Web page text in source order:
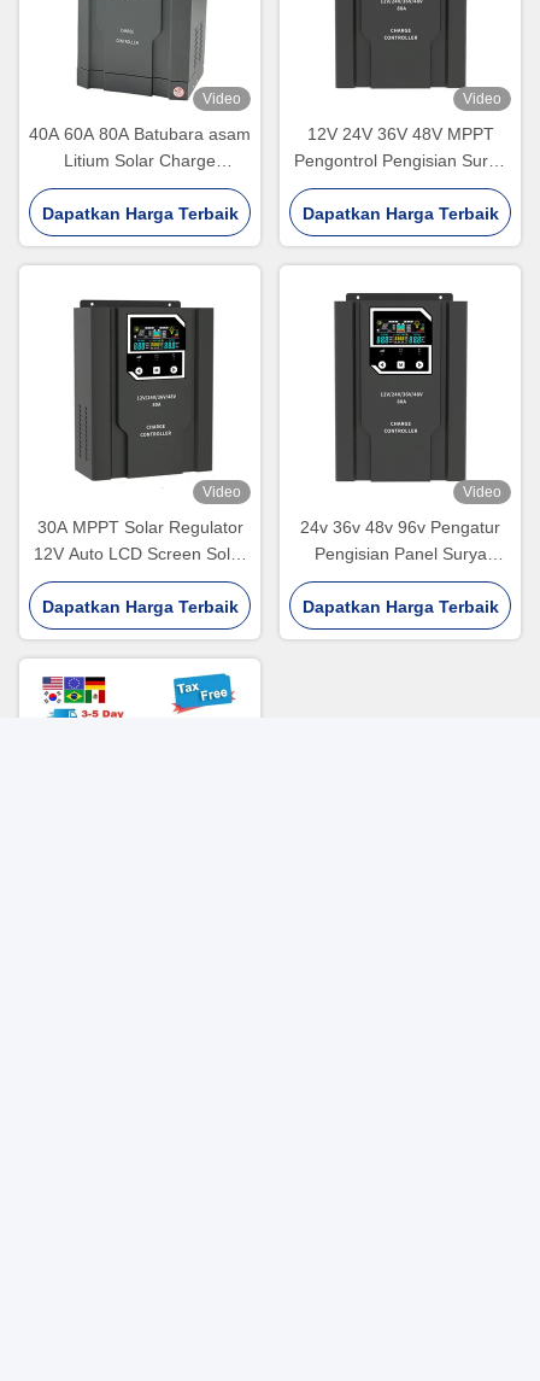
Video
40A 60A 80A Batubara asam
Litium Solar Charge
Controller Tegangan Tinggi
Mppt Charge Controller
Dapatkan Harga Terbaik
Video
12V 24V 36V 48V MPPT
Pengontrol Pengisian Surya
60A 80A 100A Pengontrol
Pengisian Surya
Dapatkan Harga Terbaik
Video
30A MPPT Solar Regulator
12V Auto LCD Screen Solar
Battery Charge Controller
Dapatkan Harga Terbaik
Video
24v 36v 48v 96v Pengatur
Pengisian Panel Surya
Otomatis 30a-100a Wifi
Mppt Pengatur Pengisian
Dapatkan Harga Terbaik